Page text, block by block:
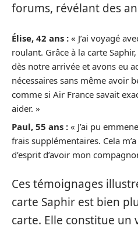
forums, révélant des
Élise, 42 ans : « J’ai voyagé
roulant. Grâce à la carte
dès notre arrivée et avons eu
nécessaires sans même avoir
comme si Air France savait
aider. »
Paul, 55 ans : « J’ai pu
frais supplémentaires. Cela
d’esprit d’avoir mon
Ces témoignages
carte Saphir est bien
carte. Elle constitue